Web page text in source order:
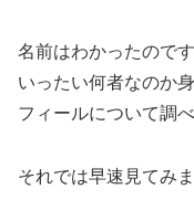
名前はわかったのです
いったい何者なのか
フィールについて調
それでは早速見てみ